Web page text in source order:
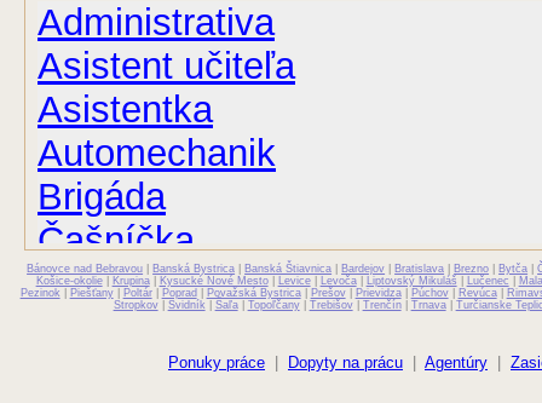
Administrativa
Asistent učiteľa
Asistentka
Automechanik
Brigáda
Čašníčka
Čašník
Farmaceut
Bánovce nad Bebravou Banská Bystrica Banská Štiavnica Bardejov Bratislava Brezno Bytča |
Košice-okolie| Krupina| Kysucké Nové Mesto| Levice| Levoča| Liptovský Mikuláš Lučenec
Pezinok
Piešťany| Poltár| Poprad Považská Bystrica| Prešov| Prievidza| Púchov| Revúca|
Stropkov| Svidník Šaľa| Topoľčany| Trebišov| Trenčín| Trnava| Turčianske
Ponuky práce Dopyty na prácu Agentúry